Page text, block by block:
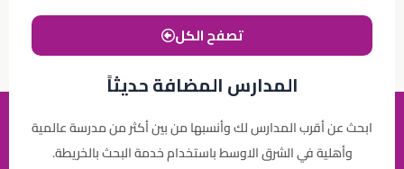
المدارس المضافة حديثاً
ابحث عن أقرب المدارس لك وأنسبها من بين أكثر من مدرسة عالمية
وأهلية في الشرق الاوسط باستخدام خدمة البحث بالخريطة.
تصفح الكل